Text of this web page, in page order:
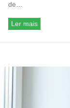
de…
Ler mais